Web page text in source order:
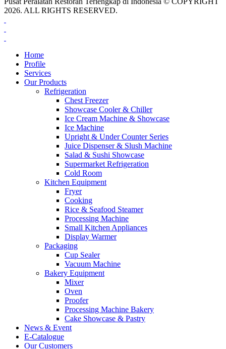
2026. ALL RIGHTS RESERVED.
Home
Profile
Services
Our Products
Refrigeration
Chest Freezer
Showcase Cooler & Chiller
Ice Cream Machine & Showcase
Ice Machine
Upright & Under Counter Series
Juice Dispenser & Slush Machine
Salad & Sushi Showcase
Supermarket Refrigeration
Cold Room
Kitchen Equipment
Fryer
Cooking
Rice & Seafood Steamer
Processing Machine
Small Kitchen Appliances
Display Warmer
Packaging
Cup Sealer
Vacuum Machine
Bakery Equipment
Mixer
Oven
Proofer
Processing Machine Bakery
Cake Showcase & Pastry
News & Event
E-Catalogue
Our Customers